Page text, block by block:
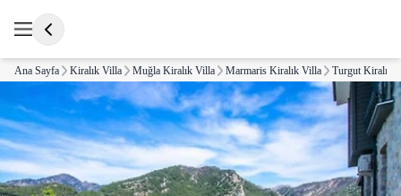
Ana Sayfa Kiralık Villa Muğla Kiralık Villa Marmaris Kiralık Villa Turgut Kiralık